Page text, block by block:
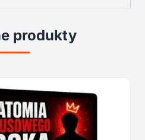
produkty